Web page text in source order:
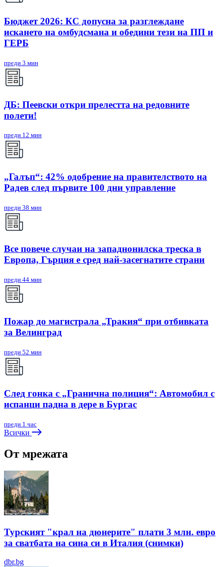
Бюджет 2026: КС допусна за разглеждане
искането на омбудсмана и обедини тези на ПП и
ГЕРБ
преди 3 мин
ДБ: Пеевски откри прелестта на редовните
полети!
преди 12 мин
„Галъп“: 42% одобрение на правителството на
Радев след първите 100 дни управление
преди 38 мин
Все повече случаи на западнонилска треска в
Европа, Гърция е сред най-засегнатите страни
преди 44 мин
Пожар до магистрала „Тракия“ при отбивката
за Велинград
преди 52 мин
След гонка с „Гранична полиция“: Автомобил с
испанци падна в дере в Бургас
преди 1 час
Всички
От мрежата
Турският "крал на дюнерите" плати 3 млн. евро
за сватбата на сина си в Италия (снимки)
dbr.bg